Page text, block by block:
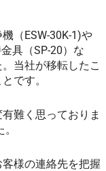
（ESW-30K-1)や
具（SP-20）な
当社が移転したこ
です。
難く思っておりま
様の連絡先を把握